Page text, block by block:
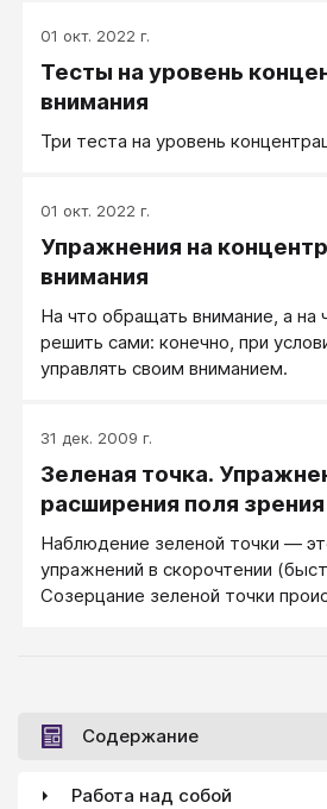
окружает, и заостряют
достойно. Кто-то теребит
наматывает на палец прядь
01 окт. 2022 г.
Тесты на уровень
внимания
Три теста на уровень
01 окт. 2022 г.
Упражнения на
внимания
На что обращать внимание, а
решить сами: конечно, при
управлять своим вниманием.
31 дек. 2009 г.
Зеленая точка.
расширения поля зрения
Наблюдение зеленой точки —
упражнений в скорочтении
Созерцание зеленой точки
вы научитесь лучше
деле.
Содержание
Работа над собой